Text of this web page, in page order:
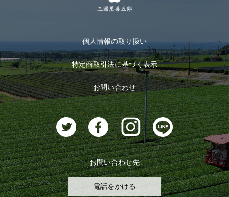
お茶のギフト
おすすめのお茶
お茶に合うスイーツ
ログイン
ログアウト
個人情報の取り扱い
特定商取引法に基づく表示
お問い合わせ
お問い合わせ先
電話をかける